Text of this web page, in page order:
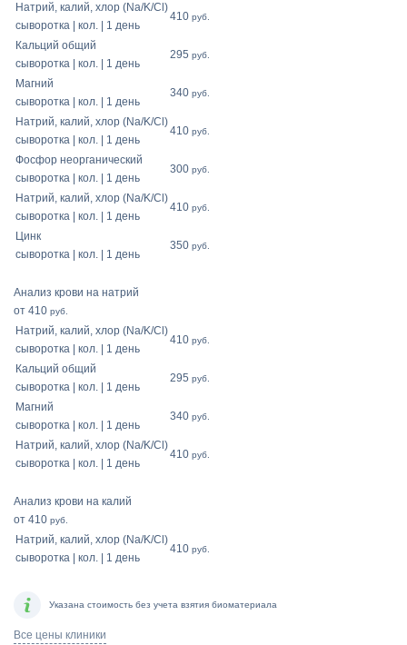
Натрий, калий, хлор (Na/K/Cl)
сыворотка | кол. | 1 день
410 руб.
Кальций общий
сыворотка | кол. | 1 день
295 руб.
Магний
сыворотка | кол. | 1 день
340 руб.
Натрий, калий, хлор (Na/K/Cl)
сыворотка | кол. | 1 день
410 руб.
Фосфор неорганический
сыворотка | кол. | 1 день
300 руб.
Натрий, калий, хлор (Na/K/Cl)
сыворотка | кол. | 1 день
410 руб.
Цинк
сыворотка | кол. | 1 день
350 руб.
Анализ крови на натрий
от 410 руб.
Натрий, калий, хлор (Na/K/Cl)
сыворотка | кол. | 1 день
410 руб.
Кальций общий
сыворотка | кол. | 1 день
295 руб.
Магний
сыворотка | кол. | 1 день
340 руб.
Натрий, калий, хлор (Na/K/Cl)
сыворотка | кол. | 1 день
410 руб.
Анализ крови на калий
от 410 руб.
Натрий, калий, хлор (Na/K/Cl)
сыворотка | кол. | 1 день
410 руб.
Все цены клиники
Указана стоимость без учета взятия биоматериала